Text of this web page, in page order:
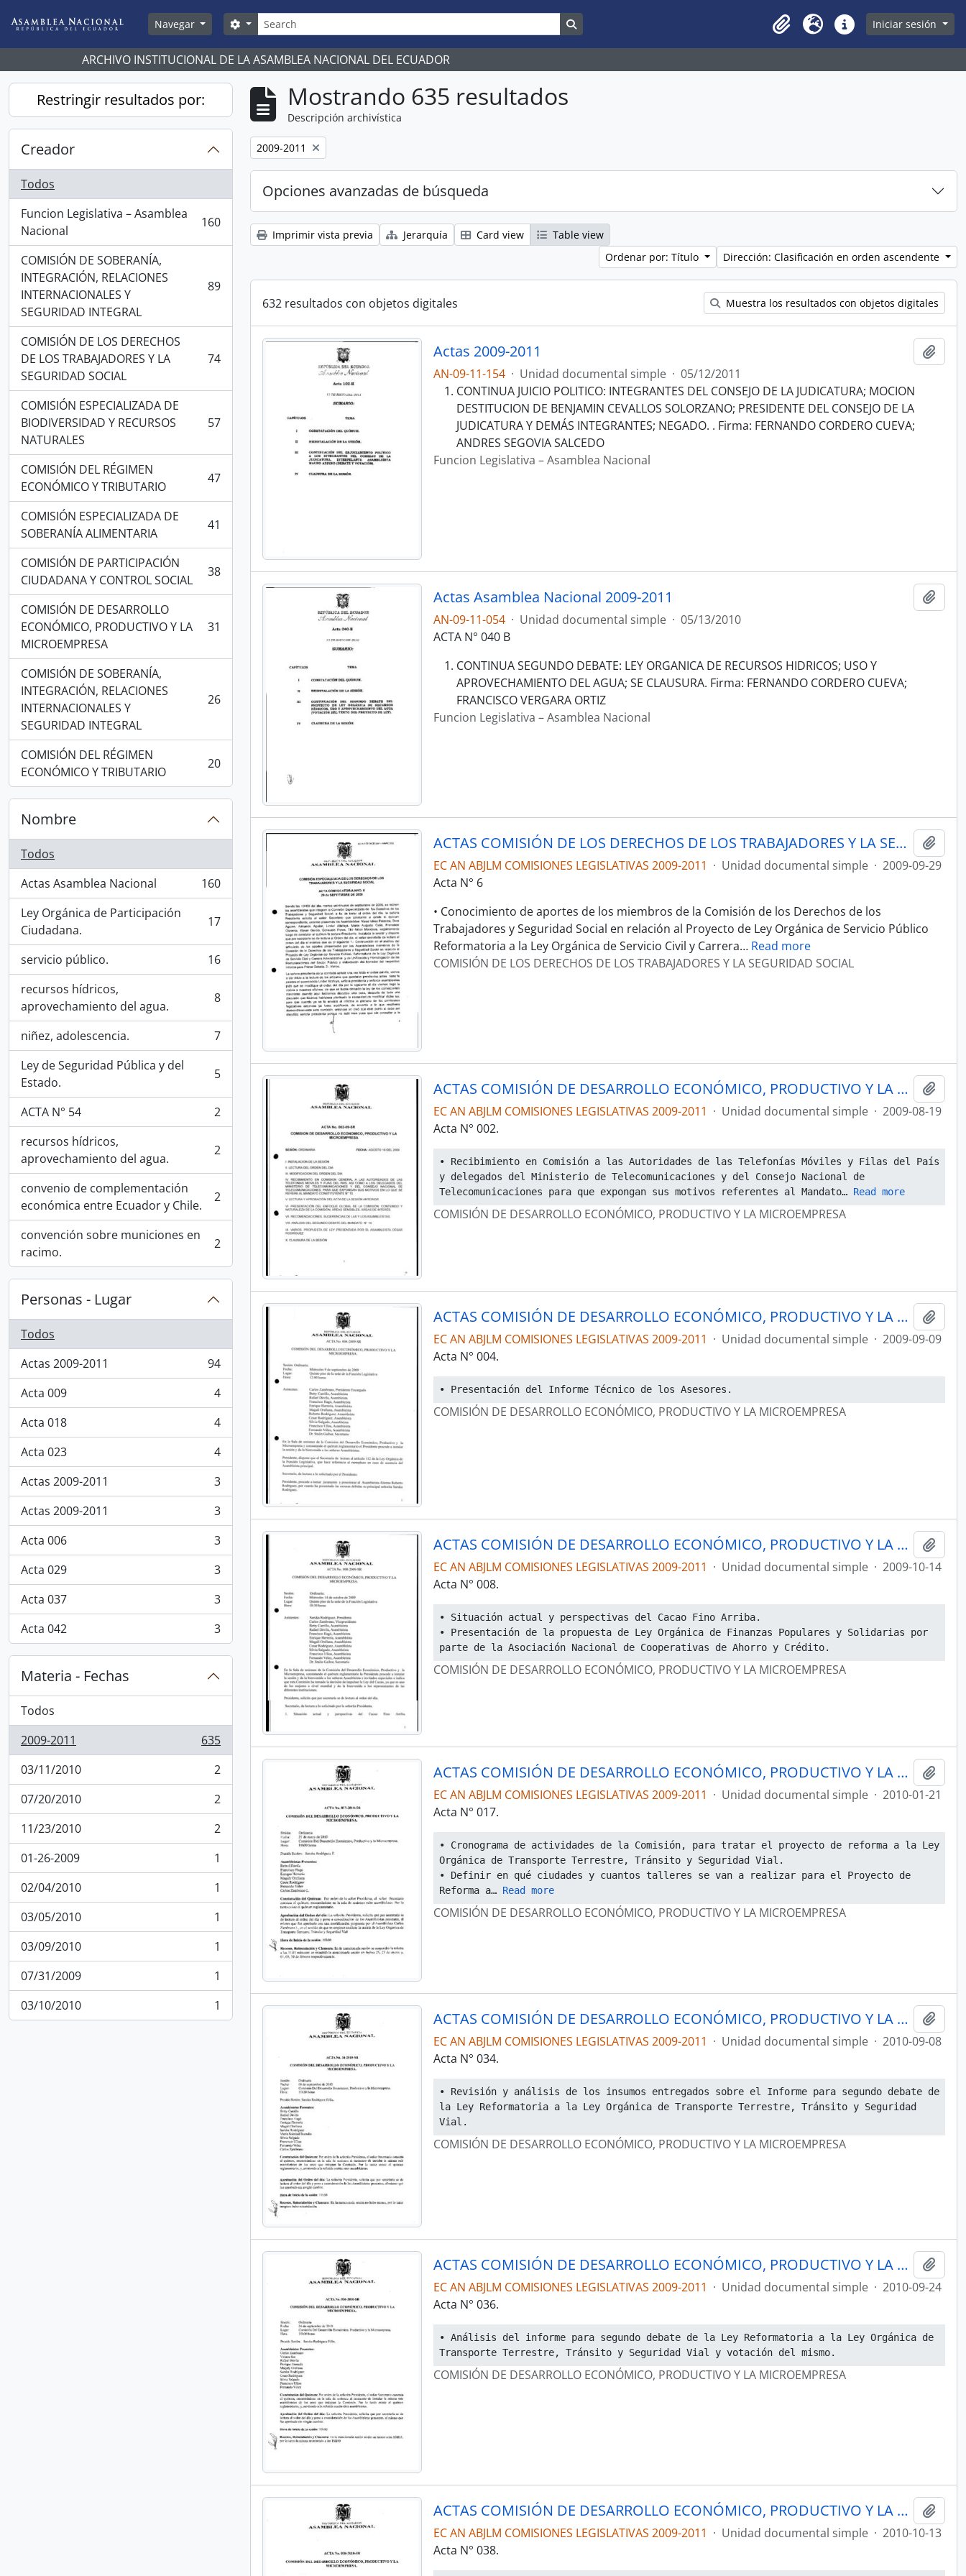
Navegar
Búsqueda
Search options
Clipboard
Idioma Enlaces rápidos
Iniciar sesión
ARCHIVO INSTITUCIONAL DE LA ASAMBLEA NACIONAL DEL ECUADOR
Restringir resultados por:
Creador
Todos
Funcion Legislativa – Asamblea
Nacional
, 160 resultados 160
COMISIÓN DE SOBERANÍA,
INTEGRACIÓN, RELACIONES
INTERNACIONALES Y
SEGURIDAD INTEGRAL
, 89 resultados 89
COMISIÓN DE LOS DERECHOS
DE LOS TRABAJADORES Y LA
SEGURIDAD SOCIAL
, 74 resultados 74
COMISIÓN ESPECIALIZADA DE
BIODIVERSIDAD Y RECURSOS
NATURALES
, 57 resultados 57
COMISIÓN DEL RÉGIMEN
ECONÓMICO Y TRIBUTARIO
, 47 resultados 47
COMISIÓN ESPECIALIZADA DE
SOBERANÍA ALIMENTARIA
, 41 resultados 41
COMISIÓN DE PARTICIPACIÓN
CIUDADANA Y CONTROL SOCIAL
, 38 resultados 38
COMISIÓN DE DESARROLLO
ECONÓMICO, PRODUCTIVO Y LA
MICROEMPRESA
, 31 resultados 31
COMISIÓN DE SOBERANÍA,
INTEGRACIÓN, RELACIONES
INTERNACIONALES Y
SEGURIDAD INTEGRAL
, 26 resultados 26
COMISIÓN DEL RÉGIMEN
ECONÓMICO Y TRIBUTARIO
, 20 resultados 20
Nombre
Todos
Actas Asamblea Nacional
, 160 resultados
160
Ley Orgánica de Participación
Ciudadana.
, 17 resultados 17
servicio público.
, 16 resultados
16
recursos hídricos,
aprovechamiento del agua.
, 8 resultados 8
niñez, adolescencia.
, 7 resultados
7
Ley de Seguridad Pública y del
Estado.
, 5 resultados 5
ACTA N° 54
, 2 resultados
2
recursos hídricos,
aprovechamiento del agua.
, 2 resultados 2
convenio de complementación
económica entre Ecuador y Chile.
, 2 resultados 2
convención sobre municiones en
racimo.
, 2 resultados 2
Personas - Lugar
Todos
Actas 2009-2011
, 94 resultados
94
Acta 009
, 4 resultados
4
Acta 018
, 4 resultados
4
Acta 023
, 4 resultados
4
Actas 2009-2011
, 3 resultados
3
Actas 2009-2011
, 3 resultados
3
Acta 006
, 3 resultados
3
Acta 029
, 3 resultados
3
Acta 037
, 3 resultados
3
Acta 042
, 3 resultados 3
Materia - Fechas
Todos
2009-2011
, 635 resultados
635
03/11/2010
, 2 resultados
2
07/20/2010
, 2 resultados
2
11/23/2010
, 2 resultados
2
01-26-2009
, 1 resultados
1
02/04/2010
, 1 resultados
1
03/05/2010
, 1 resultados
1
03/09/2010
, 1 resultados
1
07/31/2009
, 1 resultados
1
03/10/2010
, 1 resultados 1
Mostrando 635 resultados
Descripción archivística
Remove filter:
2009-2011
Opciones avanzadas de búsqueda
Imprimir vista previa Jerarquía Card view
Table view
Ordenar por: Título
Dirección: Clasificación en orden ascendente
632 resultados con objetos digitales Muestra los resultados con objetos digitales
Actas 2009-2011
AN-09-11-154 · Unidad documental simple · 05/12/2011
CONTINUA JUICIO POLITICO: INTEGRANTES DEL CONSEJO DE LA JUDICATURA; MOCION
DESTITUCION DE BENJAMIN CEVALLOS SOLORZANO; PRESIDENTE DEL CONSEJO DE LA
JUDICATURA Y DEMÁS INTEGRANTES; NEGADO. . Firma: FERNANDO CORDERO CUEVA;
ANDRES SEGOVIA SALCEDO
Funcion Legislativa – Asamblea Nacional
Actas Asamblea Nacional 2009-2011
AN-09-11-054 · Unidad documental simple · 05/13/2010
ACTA N° 040 B
CONTINUA SEGUNDO DEBATE: LEY ORGANICA DE RECURSOS HIDRICOS; USO Y
APROVECHAMIENTO DEL AGUA; SE CLAUSURA. Firma: FERNANDO CORDERO CUEVA;
FRANCISCO VERGARA ORTIZ
Funcion Legislativa – Asamblea Nacional
ACTAS COMISIÓN DE LOS DERECHOS DE LOS TRABAJADORES Y LA SEGURIDAD SOCIAL
EC AN ABJLM COMISIONES LEGISLATIVAS 2009-2011 · Unidad documental simple · 2009-09-29
Acta N° 6
• Conocimiento de aportes de los miembros de la Comisión de los Derechos de los
Trabajadores y Seguridad Social en relación al Proyecto de Ley Orgánica de Servicio Público
Reformatoria a la Ley Orgánica de Servicio Civil y Carrera… Read more
COMISIÓN DE LOS DERECHOS DE LOS TRABAJADORES Y LA SEGURIDAD SOCIAL
ACTAS COMISIÓN DE DESARROLLO ECONÓMICO, PRODUCTIVO Y LA MICROEMPRESA
EC AN ABJLM COMISIONES LEGISLATIVAS 2009-2011 · Unidad documental simple · 2009-08-19
Acta N° 002.
• Recibimiento en Comisión a las Autoridades de las Telefonías Móviles y Filas del País
y delegados del Ministerio de Telecomunicaciones y del Consejo Nacional de
Telecomunicaciones para que expongan sus motivos referentes al Mandato… Read more
COMISIÓN DE DESARROLLO ECONÓMICO, PRODUCTIVO Y LA MICROEMPRESA
ACTAS COMISIÓN DE DESARROLLO ECONÓMICO, PRODUCTIVO Y LA MICROEMPRESA
EC AN ABJLM COMISIONES LEGISLATIVAS 2009-2011 · Unidad documental simple · 2009-09-09
Acta N° 004.
• Presentación del Informe Técnico de los Asesores.
COMISIÓN DE DESARROLLO ECONÓMICO, PRODUCTIVO Y LA MICROEMPRESA
ACTAS COMISIÓN DE DESARROLLO ECONÓMICO, PRODUCTIVO Y LA MICROEMPRESA
EC AN ABJLM COMISIONES LEGISLATIVAS 2009-2011 · Unidad documental simple · 2009-10-14
Acta N° 008.
• Situación actual y perspectivas del Cacao Fino Arriba.
• Presentación de la propuesta de Ley Orgánica de Finanzas Populares y Solidarias por
parte de la Asociación Nacional de Cooperativas de Ahorro y Crédito.
COMISIÓN DE DESARROLLO ECONÓMICO, PRODUCTIVO Y LA MICROEMPRESA
ACTAS COMISIÓN DE DESARROLLO ECONÓMICO, PRODUCTIVO Y LA MICROEMPRESA
EC AN ABJLM COMISIONES LEGISLATIVAS 2009-2011 · Unidad documental simple · 2010-01-21
Acta N° 017.
• Cronograma de actividades de la Comisión, para tratar el proyecto de reforma a la Ley
Orgánica de Transporte Terrestre, Tránsito y Seguridad Vial.
• Definir en qué ciudades y cuantos talleres se van a realizar para el Proyecto de
Reforma a… Read more
COMISIÓN DE DESARROLLO ECONÓMICO, PRODUCTIVO Y LA MICROEMPRESA
ACTAS COMISIÓN DE DESARROLLO ECONÓMICO, PRODUCTIVO Y LA MICROEMPRESA
EC AN ABJLM COMISIONES LEGISLATIVAS 2009-2011 · Unidad documental simple · 2010-09-08
Acta N° 034.
• Revisión y análisis de los insumos entregados sobre el Informe para segundo debate de
la Ley Reformatoria a la Ley Orgánica de Transporte Terrestre, Tránsito y Seguridad
Vial.
COMISIÓN DE DESARROLLO ECONÓMICO, PRODUCTIVO Y LA MICROEMPRESA
ACTAS COMISIÓN DE DESARROLLO ECONÓMICO, PRODUCTIVO Y LA MICROEMPRESA
EC AN ABJLM COMISIONES LEGISLATIVAS 2009-2011 · Unidad documental simple · 2010-09-24
Acta N° 036.
• Análisis del informe para segundo debate de la Ley Reformatoria a la Ley Orgánica de
Transporte Terrestre, Tránsito y Seguridad Vial y votación del mismo.
COMISIÓN DE DESARROLLO ECONÓMICO, PRODUCTIVO Y LA MICROEMPRESA
ACTAS COMISIÓN DE DESARROLLO ECONÓMICO, PRODUCTIVO Y LA MICROEMPRESA
EC AN ABJLM COMISIONES LEGISLATIVAS 2009-2011 · Unidad documental simple · 2010-10-13
Acta N° 038.